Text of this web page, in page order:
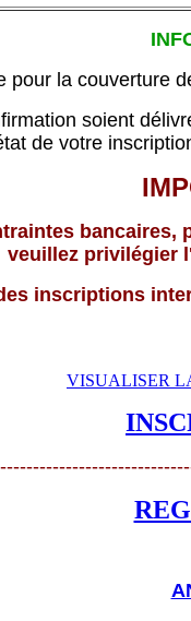
pour la couverture
soient
de votre
bancaires,
veuillez privilégier
inscriptions
VISUALISER